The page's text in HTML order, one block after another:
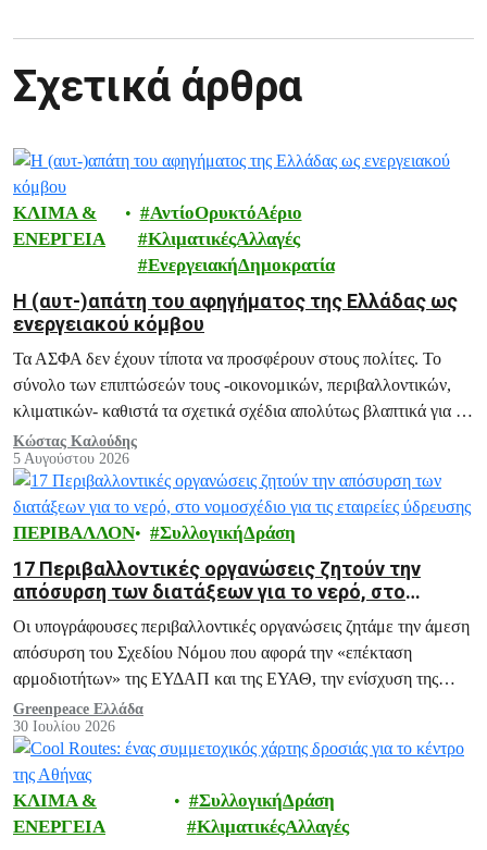
Σχετικά άρθρα
ΚΛΙΜΑ &
ΕΝΕΡΓΕΙΑ
ΑντίοΟρυκτόΑέριο
ΚλιματικέςΑλλαγές
ΕνεργειακήΔημοκρατία
H (αυτ-)απάτη του αφηγήματος της Ελλάδας ως
ενεργειακού κόμβου
Τα ΑΣΦΑ δεν έχουν τίποτα να προσφέρουν στους πολίτες. Το
σύνολο των επιπτώσεών τους -οικονομικών, περιβαλλοντικών,
κλιματικών- καθιστά τα σχετικά σχέδια απολύτως βλαπτικά για το
μέλλον της Ελλάδας.
Κώστας Καλούδης
5 Αυγούστου 2026
ΠΕΡΙΒΑΛΛΟΝ ΣυλλογικήΔράση
17 Περιβαλλοντικές οργανώσεις ζητούν την
απόσυρση των διατάξεων για το νερό, στο
νομοσχέδιο για τις εταιρείες ύδρευσης
Οι υπογράφουσες περιβαλλοντικές οργανώσεις ζητάμε την άμεση
απόσυρση του Σχεδίου Νόμου που αφορά την «επέκταση
αρμοδιοτήτων» της ΕΥΔΑΠ και της ΕΥΑΘ, την ενίσχυση της
ΡΑΑΕΥ και του ΟΔΥΘ ΑΕ, και άλλες ανάλογες διατάξεις.
Greenpeace Ελλάδα
30 Ιουλίου 2026
ΚΛΙΜΑ &
ΕΝΕΡΓΕΙΑ
ΣυλλογικήΔράση
ΚλιματικέςΑλλαγές